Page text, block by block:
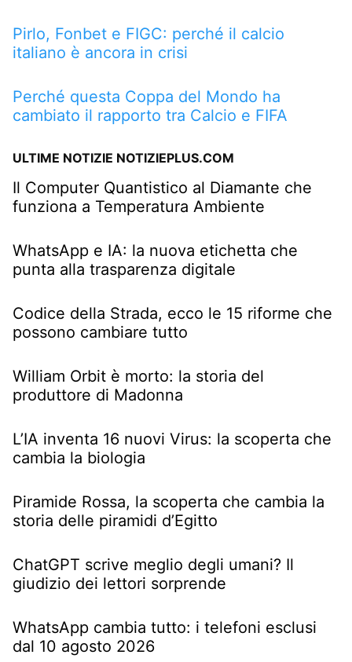
Pirlo, Fonbet e FIGC: perché il calcio
italiano è ancora in crisi
Perché questa Coppa del Mondo ha
cambiato il rapporto tra Calcio e FIFA
ULTIME NOTIZIE NOTIZIEPLUS.COM
Il Computer Quantistico al Diamante che
funziona a Temperatura Ambiente
WhatsApp e IA: la nuova etichetta che
punta alla trasparenza digitale
Codice della Strada, ecco le 15 riforme che
possono cambiare tutto
William Orbit è morto: la storia del
produttore di Madonna
L’IA inventa 16 nuovi Virus: la scoperta che
cambia la biologia
Piramide Rossa, la scoperta che cambia la
storia delle piramidi d’Egitto
ChatGPT scrive meglio degli umani? Il
giudizio dei lettori sorprende
WhatsApp cambia tutto: i telefoni esclusi
dal 10 agosto 2026